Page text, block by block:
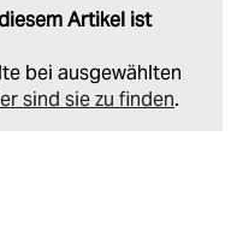
Artikel ist
bei ausgewählten
sind sie zu finden.